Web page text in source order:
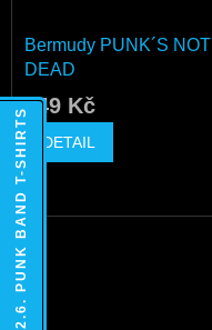
Bermudy PUNK´S NOT
DEAD
549 Kč
DETAIL
M
2.6. PUNK BAND T-SHIRTS